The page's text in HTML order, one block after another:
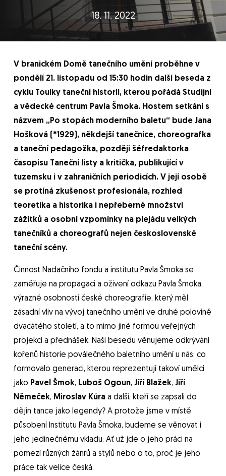
18. 11. 2022
V branickém Domě tanečního umění proběhne v
pondělí 21. listopadu od 15:30 hodin další beseda z
cyklu Toulky taneční historií, kterou pořádá Studijní
a vědecké centrum Pavla Šmoka. Hostem setkání s
názvem „Po stopách moderního baletu“ bude Jana
Hošková (*1929), někdejší tanečnice, choreografka
a taneční pedagožka, později šéfredaktorka
časopisu Taneční listy a kritička, publikující v
tuzemsku i v zahraničních periodicích. V její osobě
se protíná zkušenost profesionála, rozhled
teoretika a historika i nepřeberné množství
zážitků a osobní vzpomínky na plejádu velkých
tanečníků a choreografů nejen československé
taneční scény.
Činnost Nadačního fondu a institutu Pavla Šmoka se
zaměřuje na propagaci a oživení odkazu Pavla Šmoka,
výrazné osobnosti české choreografie, který měl
zásadní vliv na vývoj tanečního umění ve druhé polovině
dvacátého století, a to mimo jiné formou veřejných
projekcí a přednášek. Naši besedu věnujeme odkrývání
kořenů historie poválečného baletního umění u nás: co
formovalo generaci, kterou reprezentují takoví umělci
jako Pavel Šmok, Luboš Ogoun, Jiří Blažek, Jiří
Němeček, Miroslav Kůraa další, kteří se zapsali do
dějin tance jako legendy? A protože jsme v místě
působení Institutu Pavla Šmoka, budeme se věnovat i
jeho jedinečnému vkladu. Ať už jde o jeho práci na
pomezí různých žánrů a stylů nebo o to, proč je jeho
práce tak velice česká.